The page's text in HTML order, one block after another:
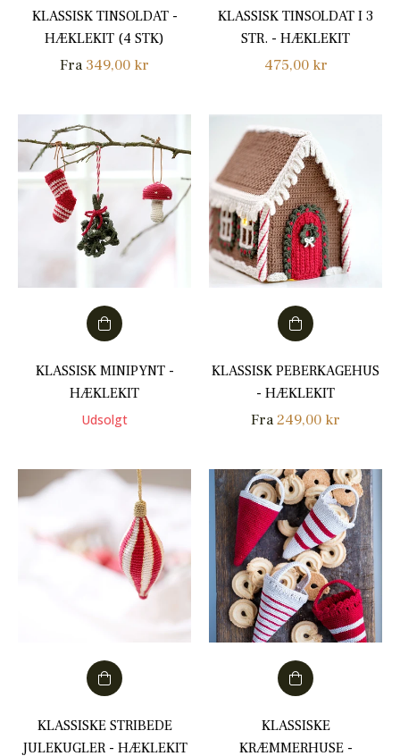
KLASSISK TINSOLDAT -
HÆKLEKIT (4 STK)
Fra 349,00 kr
KLASSISK TINSOLDAT I 3
STR. - HÆKLEKIT
Normalpris
475,00 kr
KLASSISK MINIPYNT -
HÆKLEKIT
Udsolgt
KLASSISK PEBERKAGEHUS
- HÆKLEKIT
Fra249,00 kr
KLASSISKE STRIBEDE
JULEKUGLER - HÆKLEKIT
KLASSISKE
KRÆMMERHUSE -